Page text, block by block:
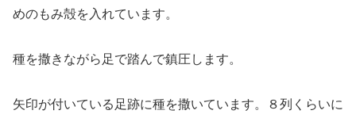
めのもみ殻を入れています。
種を撒きながら足で踏んで鎮圧します。
矢印が付いている足跡に種を撒いています。８列くらいに